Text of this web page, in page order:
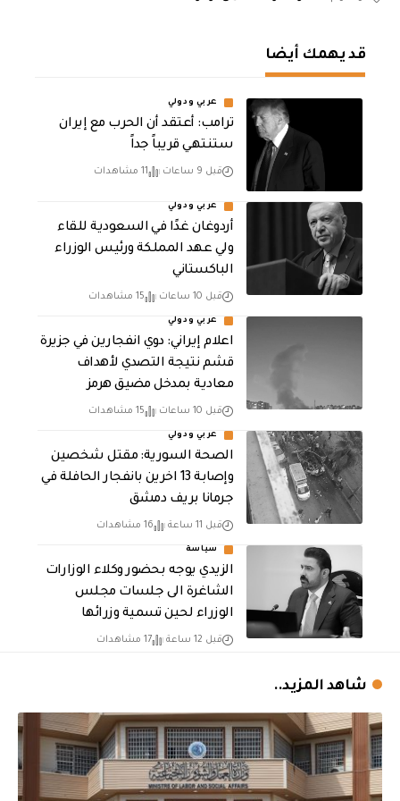
قد يهمك أيضا
عربي ودولي
‏ترامب: أعتقد أن الحرب مع إيران
ستنتهي قريباً جداً
قبل 9 ساعات 11 مشاهدات
عربي ودولي
أردوغان غدًا في السعودية للقاء
ولي عهد المملكة ورئيس الوزراء
الباكستاني
قبل 10 ساعات 15 مشاهدات
عربي ودولي
اعلام إيراني: دوي انفجارين في جزيرة
قشم نتيجة التصدي لأهداف
معادية بمدخل مضيق هرمز
قبل 10 ساعات 15 مشاهدات
عربي ودولي
الصحة السورية: مقتل شخصين
وإصابة 13 اخرين بانفجار الحافلة في
جرمانا بريف دمشق
قبل 11 ساعة 16 مشاهدات
سياسة
الزيدي يوجه بحضور وكلاء الوزارات
الشاغرة الى جلسات مجلس
الوزراء لحين تسمية وزرائها
قبل 12 ساعة 17 مشاهدات
شاهد المزيد..